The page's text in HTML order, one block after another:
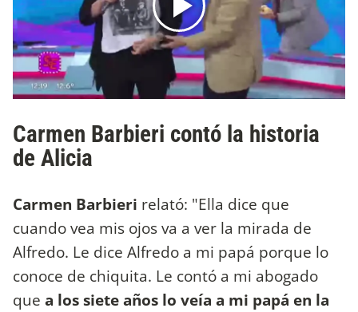
Carmen Barbieri contó la historia
de Alicia
Carmen Barbieri relató: "Ella dice que
cuando vea mis ojos va a ver la mirada de
Alfredo. Le dice Alfredo a mi papá porque lo
conoce de chiquita. Le contó a mi abogado
que a los siete años lo veía a mi papá en la